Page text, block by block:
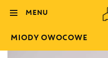
MENU
MIODY OWOCOWE